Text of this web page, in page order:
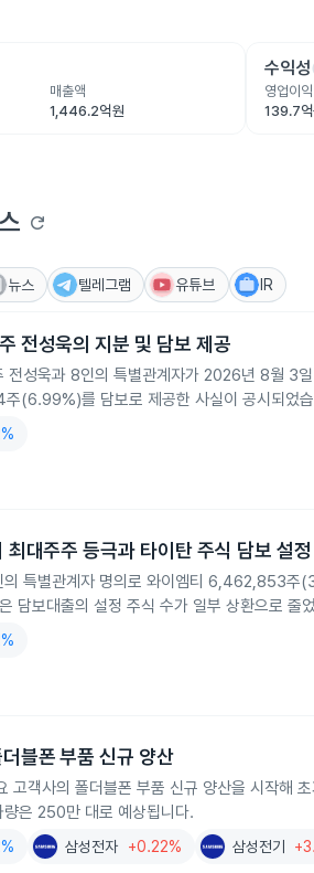
매출액
1,446.2억원
수익성
영업이익
139.7억
refresh
뉴스 텔레그램 유튜브 IR
전성욱의 지분 및 담보 제공
전성욱과 8인의 특별관계자가 2026년 8월
(6.99%)를 담보로 제공한 사실이 공시되었
대주주 등극과 타이탄 주식 담보 설정
의 특별관계자 명의로 와이엠티 6,462,853
담보대출의 설정 주식 수가 일부 상환으로 줄
블폰 부품 신규 양산
고객사의 폴더블폰 부품 신규 양산을 시작해
은 250만 대로 예상됩니다.
삼성전자 +0.22% 삼성전기